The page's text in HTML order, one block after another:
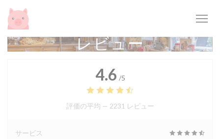
クッキー利用の管理について
レビュー
4.6 /5
評価の平均 — 2231 レビュー
サービス